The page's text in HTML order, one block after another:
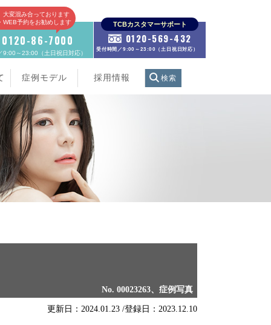
大変混み合っております
WEB予約をお勧めします
0120-86-7000
9:00～23:00（土日祝日対応）
TCBカスタマーサポート
0120-569-432
受付時間／9:00～23:00（土日祝日対応）
症例モデル 採用情報 検索
No. 00023263、症例写真
更新日：2024.01.23 /登録日：2023.12.10